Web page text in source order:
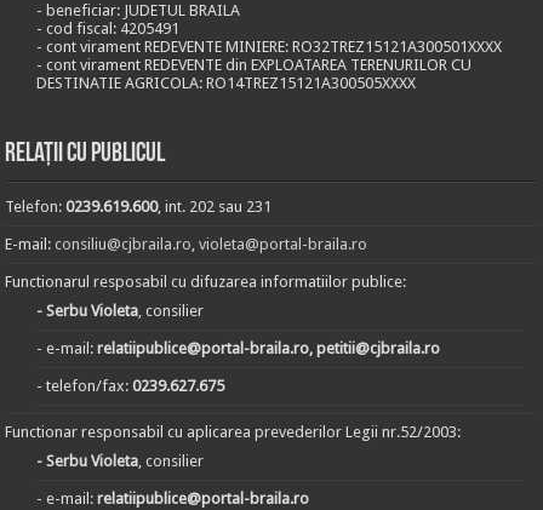
- beneficiar: JUDETUL BRAILA
- cod fiscal: 4205491
- cont virament REDEVENTE MINIERE: RO32TREZ15121A300501XXXX
- cont virament REDEVENTE din EXPLOATAREA TERENURILOR CU
DESTINATIE AGRICOLA: RO14TREZ15121A300505XXXX
Relații cu publicul
Telefon:0239.619.600, int. 202 sau 231
E-mail:consiliu@cjbraila.ro,violeta@portal-braila.ro
Functionarul resposabil cu difuzarea informatiilor publice:
- Serbu Violeta, consilier
- e-mail:relatiipublice@portal-braila.ro, petitii@cjbraila.ro
- telefon/fax:0239.627.675
Functionar responsabil cu aplicarea prevederilor Legii nr.52/2003:
- Serbu Violeta, consilier
- e-mail:relatiipublice@portal-braila.ro